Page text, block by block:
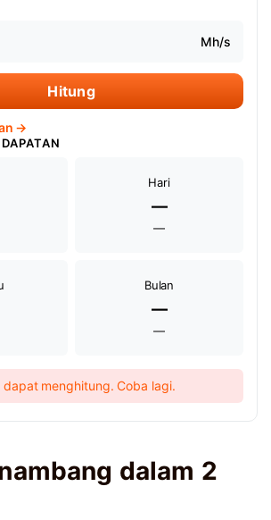
Mh/s
Hitung
→
Hari
—
—
Bulan
—
—
dapat menghitung. Coba lagi.
dalam 2